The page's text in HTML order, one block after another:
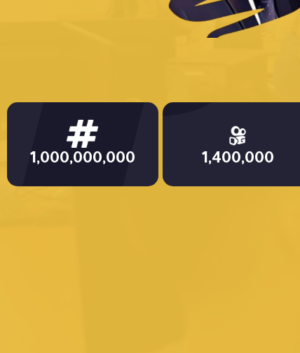
1,000,000,000 1,400,000